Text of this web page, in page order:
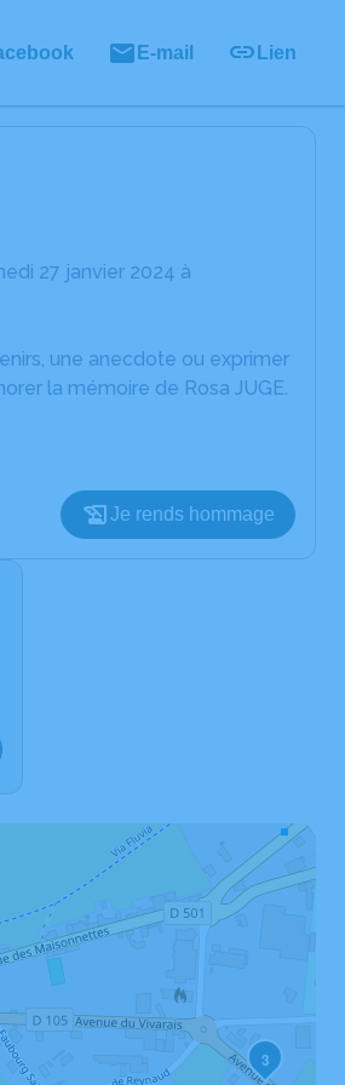
E-mail Lien
27 janvier 2024 à
une anecdote ou exprimer
la mémoire de Rosa JUGE.
Je rends hommage
3